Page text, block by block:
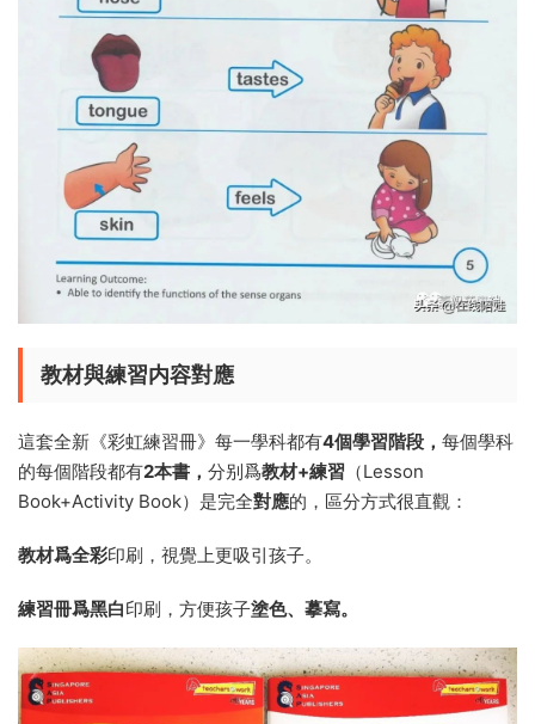
教材與練習内容對應
這套全新《彩虹練習冊》每一學科都有4個學習階段， 每個學科
的每個階段都有2本書， 分别爲教材+練習 （Lesson
Book+Activity Book）是完全對應的，區分方式很直觀：
教材爲全彩印刷，視覺上更吸引孩子。
練習冊爲黑白印刷，方便孩子塗色、摹寫。